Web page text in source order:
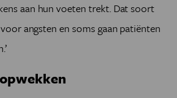
aan hun voeten trekt. Dat soort
angsten en soms gaan patiënten